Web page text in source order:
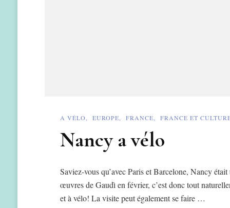
A VÉLO EUROPE FRANCE FRANCE ET
Nancy a vélo
Saviez-vous qu’avec Paris et Barcelone, Nancy
œuvres de Gaudì en février, c’est donc tout
et à vélo! La visite peut également se faire …